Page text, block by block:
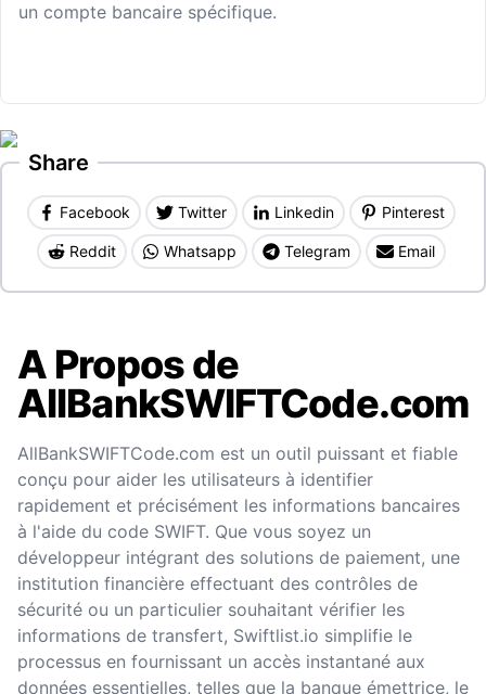
un compte bancaire spécifique.
Share
Facebook Twitter Linkedin Pinterest
Reddit Whatsapp Telegram Email
A Propos de
AllBankSWIFTCode.com
AllBankSWIFTCode.com est un outil puissant et fiable
conçu pour aider les utilisateurs à identifier
rapidement et précisément les informations bancaires
à l'aide du code SWIFT. Que vous soyez un
développeur intégrant des solutions de paiement, une
institution financière effectuant des contrôles de
sécurité ou un particulier souhaitant vérifier les
informations de transfert, Swiftlist.io simplifie le
processus en fournissant un accès instantané aux
données essentielles, telles que la banque émettrice, le